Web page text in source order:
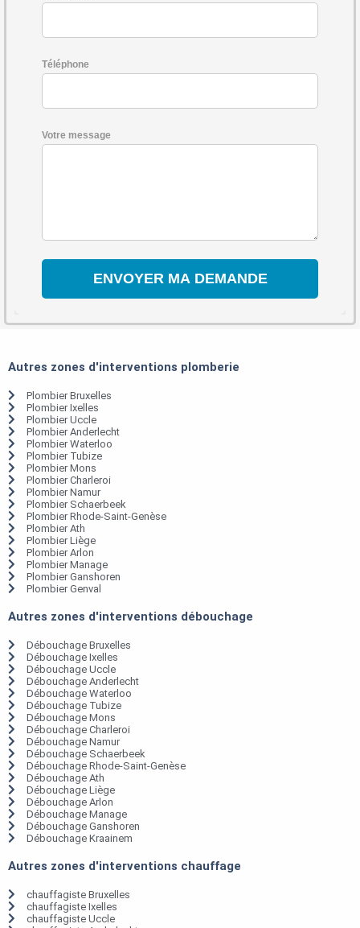
Téléphone
Votre message
Autres zones d'interventions plomberie
Plombier Bruxelles
Plombier Ixelles
Plombier Uccle
Plombier Anderlecht
Plombier Waterloo
Plombier Tubize
Plombier Mons
Plombier Charleroi
Plombier Namur
Plombier Schaerbeek
Plombier Rhode-Saint-Genèse
Plombier Ath
Plombier Liège
Plombier Arlon
Plombier Manage
Plombier Ganshoren
Plombier Genval
Autres zones d'interventions débouchage
Débouchage Bruxelles
Débouchage Ixelles
Débouchage Uccle
Débouchage Anderlecht
Débouchage Waterloo
Débouchage Tubize
Débouchage Mons
Débouchage Charleroi
Débouchage Namur
Débouchage Schaerbeek
Débouchage Rhode-Saint-Genèse
Débouchage Ath
Débouchage Liège
Débouchage Arlon
Débouchage Manage
Débouchage Ganshoren
Débouchage Kraainem
Autres zones d'interventions chauffage
chauffagiste Bruxelles
chauffagiste Ixelles
chauffagiste Uccle